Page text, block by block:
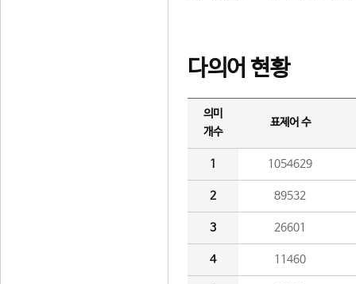
다의어 현황
의미
개수
표제어 수
1 1054629
2 89532
3 26601
4 11460